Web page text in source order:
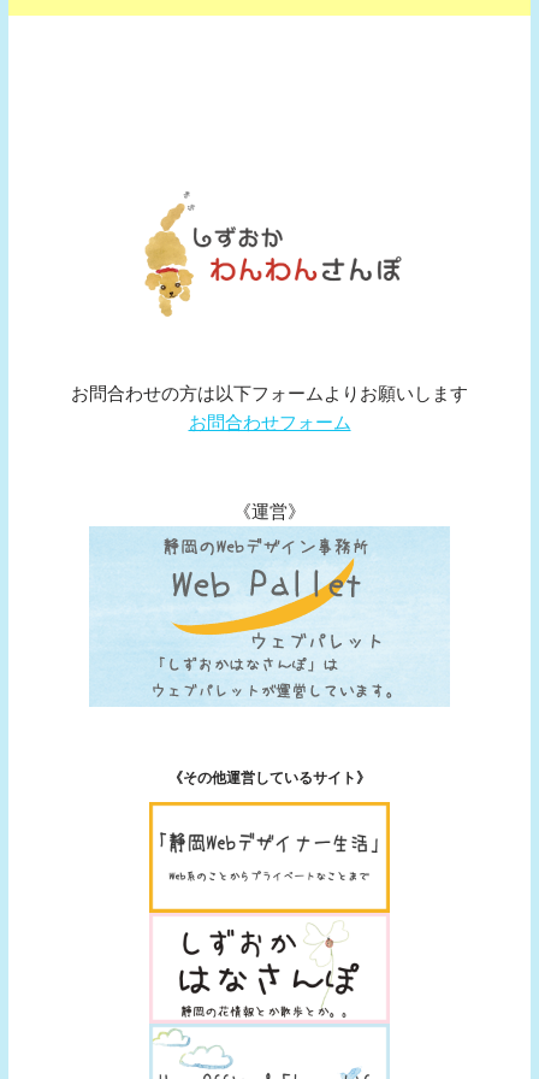
お問合わせの方は以下フォームよりお願いします
お問合わせフォーム
《運営》
《その他運営しているサイト》